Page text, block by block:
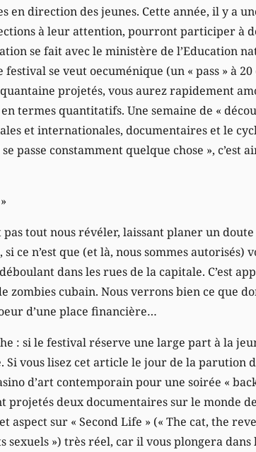
en direction des jeunes. Cette année, il y a
à leur attention, pourront participer à
se fait avec le ministère de l’Education
se veut oecuménique (un « pass » à
projetés, vous aurez rapidement
termes quantitatifs. Une semaine de «
et internationales, documentaires et le
passe constamment quelque chose », c’est
tout nous révéler, laissant planer un doute
si ce n’est que (et là, nous sommes
dans les rues de la capitale. C’est
zombies cubain. Nous verrons bien ce que
d’une place financière…
: si le festival réserve une large part à la
vous lisez cet article le jour de la parution
d’art contemporain pour une soirée «
projetés deux documentaires sur le monde
aspect sur « Second Life » (« The cat, the
sexuels ») très réel, car il vous plongera